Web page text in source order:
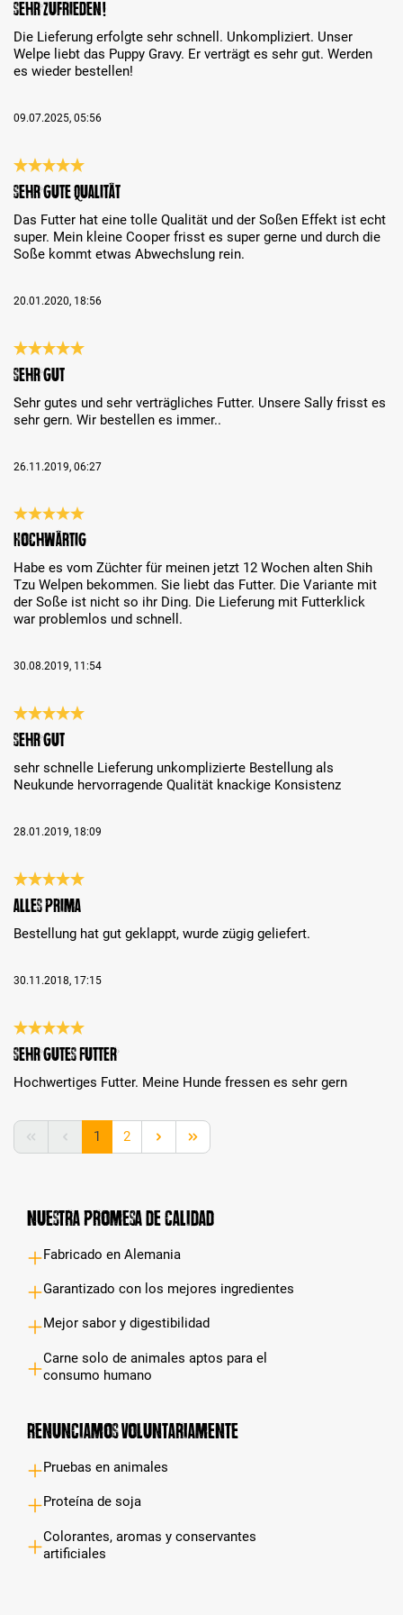
Sehr zufrieden!
Die Lieferung erfolgte sehr schnell. Unkompliziert. Unser
Welpe liebt das Puppy Gravy. Er verträgt es sehr gut. Werden
es wieder bestellen!
09.07.2025, 05:56
Reseña con calificación de 5 de 5 estrellas
Sehr gute Qualität
Das Futter hat eine tolle Qualität und der Soßen Effekt ist echt
super. Mein kleine Cooper frisst es super gerne und durch die
Soße kommt etwas Abwechslung rein.
20.01.2020, 18:56
Reseña con calificación de 5 de 5 estrellas
Sehr gut
Sehr gutes und sehr verträgliches Futter. Unsere Sally frisst es
sehr gern. Wir bestellen es immer..
26.11.2019, 06:27
Reseña con calificación de 5 de 5 estrellas
Hochwärtig
Habe es vom Züchter für meinen jetzt 12 Wochen alten Shih
Tzu Welpen bekommen. Sie liebt das Futter. Die Variante mit
der Soße ist nicht so ihr Ding. Die Lieferung mit Futterklick
war problemlos und schnell.
30.08.2019, 11:54
Reseña con calificación de 5 de 5 estrellas
sehr gut
sehr schnelle Lieferung unkomplizierte Bestellung als
Neukunde hervorragende Qualität knackige Konsistenz
28.01.2019, 18:09
Reseña con calificación de 5 de 5 estrellas
Alles prima
Bestellung hat gut geklappt, wurde zügig geliefert.
30.11.2018, 17:15
Reseña con calificación de 5 de 5 estrellas
Sehr gutes Futter
Hochwertiges Futter. Meine Hunde fressen es sehr gern
Página
1 Página
2
Nuestra promesa de calidad
Fabricado en Alemania
Garantizado con los mejores ingredientes
Mejor sabor y digestibilidad
Carne solo de animales aptos para el
consumo humano
Renunciamos voluntariamente
Pruebas en animales
Proteína de soja
Colorantes, aromas y conservantes
artificiales